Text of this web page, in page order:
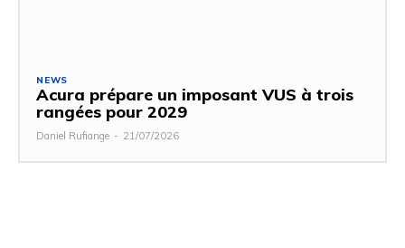
NEWS
Acura prépare un imposant VUS à trois
rangées pour 2029
Daniel Rufiange - 21/07/2026